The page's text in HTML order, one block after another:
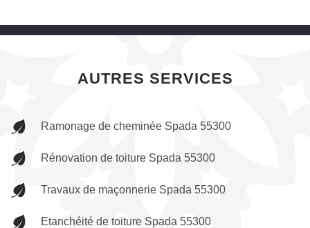
AUTRES SERVICES
Ramonage de cheminée Spada 55300
Rénovation de toiture Spada 55300
Travaux de maçonnerie Spada 55300
Etanchéité de toiture Spada 55300